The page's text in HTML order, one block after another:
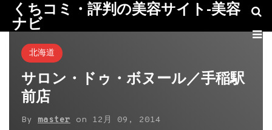
くちコミ・評判の美容サイト-美容
ナビ
北海道
サロン・ドゥ・ボヌール／手稲駅
前店
By master on 12月 09, 2014